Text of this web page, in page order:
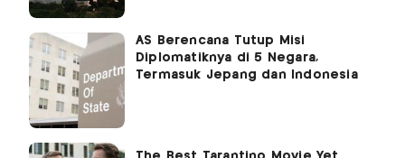
AS Berencana Tutup Misi
Diplomatiknya di 5 Negara,
Termasuk Jepang dan Indonesia